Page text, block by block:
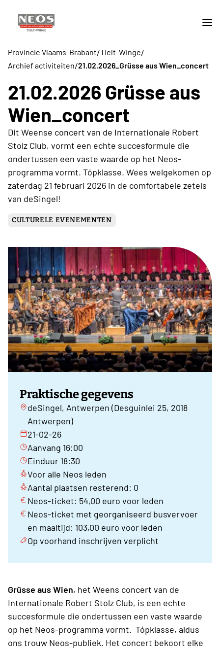
Provincie Vlaams-Brabant/Tielt-Winge/
Archief activiteiten/21.02.2026_Grüsse aus Wien_concert
21.02.2026 Grüsse aus
Wien_concert
Dit Weense concert van de Internationale Robert
Stolz Club, vormt een echte succesformule die
ondertussen een vaste waarde op het Neos-
programma vormt. Tópklasse. Wees welgekomen op
zaterdag 21 februari 2026 in de comfortabele zetels
van deSingel!
CULTURELE EVENEMENTEN
Praktische gegevens
deSingel, Antwerpen (Desguinlei 25, 2018
Antwerpen)
21-02-26
Aanvang 16:00
Einduur 18:30
Voor alle Neos leden
Aantal plaatsen resterend: 0
Neos-ticket: 54,00 euro voor leden
Neos-ticket met georganiseerd busvervoer
en maaltijd: 103,00 euro voor leden
Op voorhand inschrijven verplicht
Grüsse aus Wien, het Weens concert van de
Internationale Robert Stolz Club, is een echte
succesformule die ondertussen een vaste waarde
op het Neos-programma vormt. Tópklasse, aldus
ons trouw Neos-publiek. Het concert bekoort elke